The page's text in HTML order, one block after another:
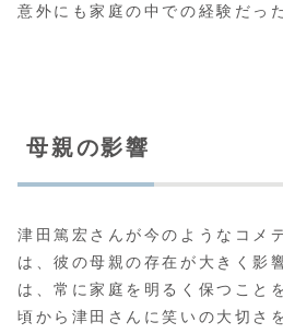
意外にも家庭の中での経験だっ
母親の影響
津田篤宏さんが今のようなコメ
は、彼の母親の存在が大きく影
は、常に家庭を明るく保つこと
頃から津田さんに笑いの大切さ